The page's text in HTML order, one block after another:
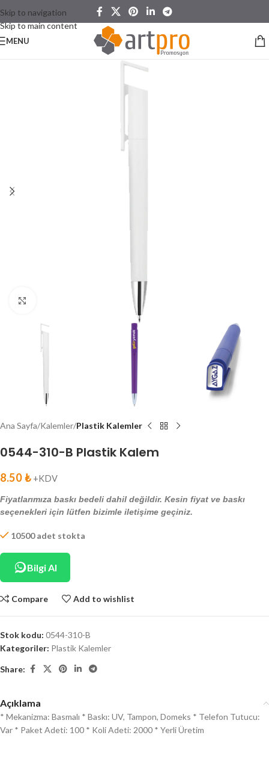
Skip to navigation
Skip to main content
MENU
Ana Sayfa Kalemler Plastik Kalemler
0544-310-B Plastik Kalem
8.50₺ +KDV
Fiyatlarımıza baskı bedeli dahil değildir. Kesin fiyat ve baskı
seçenekleri için lütfen bizimle iletişime geçiniz.
10500 adet stokta
Bilgi Al
Compare Add to wishlist
Stok kodu: 0544-310-B
Kategoriler: Plastik Kalemler
Share:
Açıklama
* Mekanizma: Basmalı * Baskı: UV, Tampon, Domeks * Telefon Tutucu:
Var * Paket Adeti: 100 * Koli Adeti: 2000 * Yerli Üretim